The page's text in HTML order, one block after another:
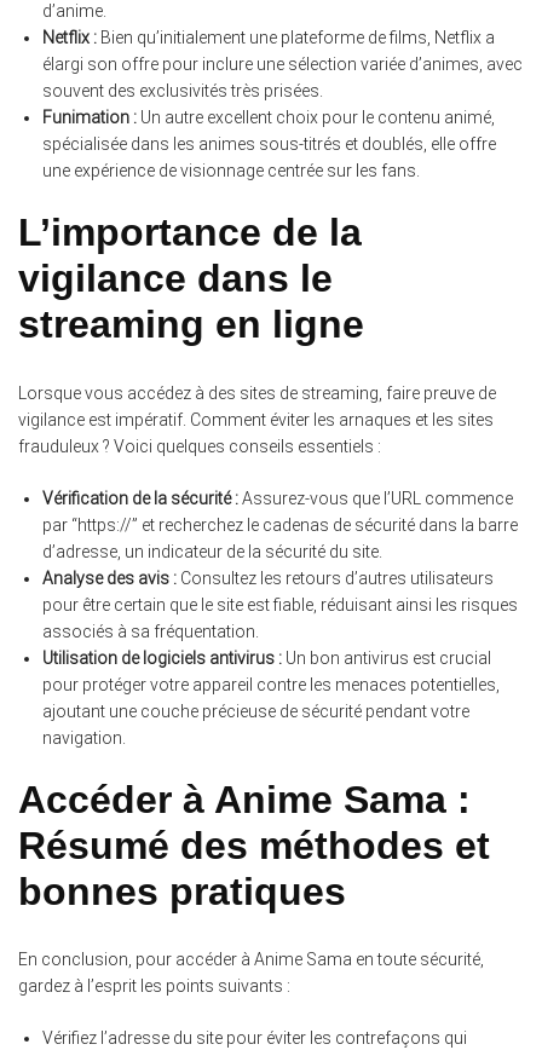
d’anime.
Netflix : Bien qu’initialement une plateforme de films, Netflix a
élargi son offre pour inclure une sélection variée d’animes, avec
souvent des exclusivités très prisées.
Funimation : Un autre excellent choix pour le contenu animé,
spécialisée dans les animes sous-titrés et doublés, elle offre
une expérience de visionnage centrée sur les fans.
L’importance de la
vigilance dans le
streaming en ligne
Lorsque vous accédez à des sites de streaming, faire preuve de
vigilance est impératif. Comment éviter les arnaques et les sites
frauduleux ? Voici quelques conseils essentiels :
Vérification de la sécurité :Assurez-vous que l’URL commence
par “https://” et recherchez le cadenas de sécurité dans la barre
d’adresse, un indicateur de la sécurité du site.
Analyse des avis : Consultez les retours d’autres utilisateurs
pour être certain que le site est fiable, réduisant ainsi les risques
associés à sa fréquentation.
Utilisation de logiciels antivirus : Un bon antivirus est crucial
pour protéger votre appareil contre les menaces potentielles,
ajoutant une couche précieuse de sécurité pendant votre
navigation.
Accéder à Anime Sama :
Résumé des méthodes et
bonnes pratiques
En conclusion, pour accéder à Anime Sama en toute sécurité,
gardez à l’esprit les points suivants :
Vérifiez l’adresse du site pour éviter les contrefaçons qui